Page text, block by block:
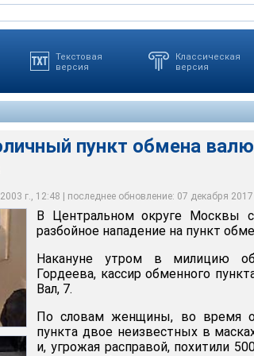
Текстовая
версия
Классическая
версия
пункт обмена
г., 12:48 | последнее обновление: 07 декабря 2017
пункта двое неизвестных в масках
дело. Ведется расследование
В Центральном округе Москвы
разбойное нападение на пункт
Накануне утром в милицию
Гордеева, кассир обменного
Вал, 7.
По словам женщины, во время
пункта двое неизвестных в
и, угрожая расправой, похитили